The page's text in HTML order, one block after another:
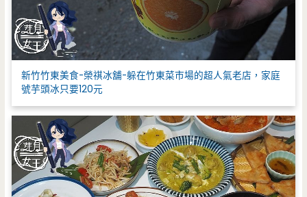
新竹竹東美食-榮祺冰舖-躲在竹東菜市場的超人氣老店，家庭
號芋頭冰只要120元